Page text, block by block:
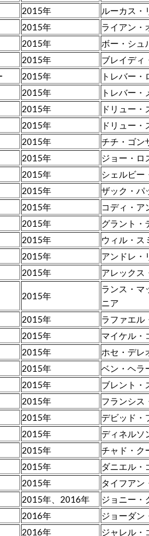
2015年
ルーカス・
2015年
ライアン・
2015年
ボー・シュ
2015年
ブレイディ
2015年
トレバー
2015年
トレバー・
2015年
ドリュー
2015年
ドリュー
2015年
チチ・ゴン
2015年
ジョー・ロ
2015年
シェルビー
2015年
ザック・パ
2015年
コディ・ア
2015年
グラント・
2015年
ウィル・ス
2015年
アンドレ・
2015年 アレックス
2015年
ランス・マ
ニア
2015年
ラファエル
2015年
マイケル・
2015年
ホセ・デレ
2015年
ベン・ヘラ
2015年
ブレント・
2015年
フランシス
2015年
デビッド・
2015年
ディネルソ
2015年
チャド・ク
2015年
ダニエル・
2015年
タイフアン
2015年、2016年
ジョニー・
2016年
ジョーダン
2016年
ジャレル・